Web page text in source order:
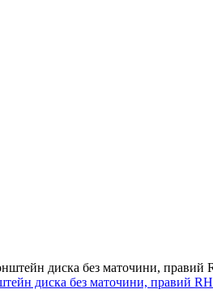
диска без маточини, правий RH